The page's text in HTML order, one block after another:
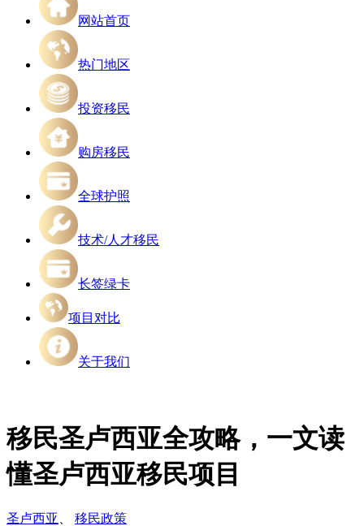
网站首页
热门地区
投资移民
购房移民
全球护照
技术/人才移民
长签绿卡
项目对比
关于我们
移民圣卢西亚全攻略，一文读
懂圣卢西亚移民项目
圣卢西亚
移民政策